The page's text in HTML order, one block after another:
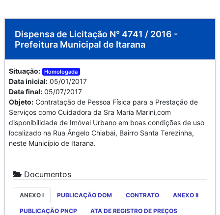
Dispensa de Licitação N° 4741 / 2016 -
Prefeitura Municipal de Itarana
Situação: Homologada
Data inicial: 05/01/2017
Data final: 05/07/2017
Objeto: Contratação de Pessoa Física para a Prestação de
Serviços como Cuidadora da Sra Maria Marini,com
disponibilidade de Imóvel Urbano em boas condições de uso
localizado na Rua Ângelo Chiabai, Bairro Santa Terezinha,
neste Município de Itarana.
Documentos
ANEXO I PUBLICAÇÃO DOM CONTRATO ANEXO II
PUBLICAÇÃO PNCP ATA DE REGISTRO DE PREÇOS